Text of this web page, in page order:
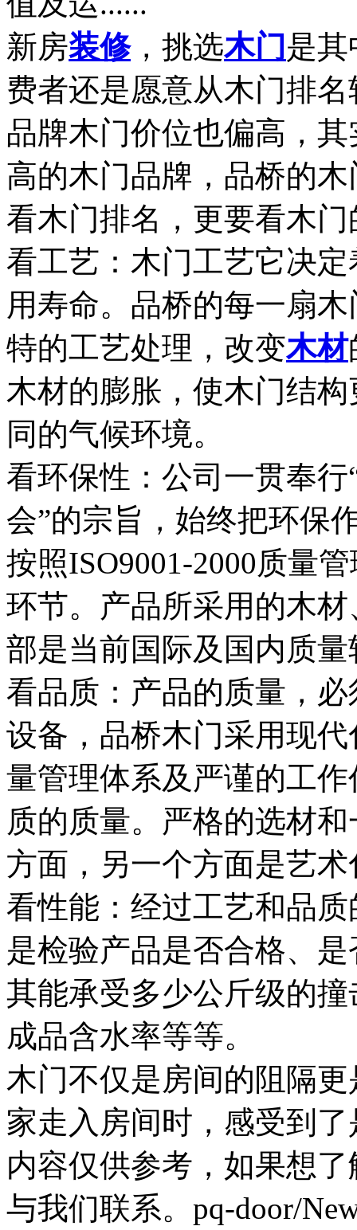
新房装修，挑选木门 是
费者还是愿意从木门排
品牌木门价位也偏高，
高的木门品牌，品桥的
看木门排名，更要看木
看工艺：木门工艺它决
用寿命。品桥的每一扇
特的工艺处理，改变木材
木材的膨胀，使木门结
同的气候环境。
看环保性：公司一贯奉
会”的宗旨，始终把环保
按照ISO9001-2000质量
环节。产品所采用的木材
部是当前国际及国内质
看品质：产品的质量，
设备，品桥木门采用现
量管理体系及严谨的工
质的质量。严格的选材
方面，另一个方面是艺
看性能：经过工艺和品
是检验产品是否合格、
其能承受多少公斤级的
成品含水率等等。
木门不仅是房间的阻隔
家走入房间时，感受到
内容仅供参考，如果想
与我们联系。pq-door/